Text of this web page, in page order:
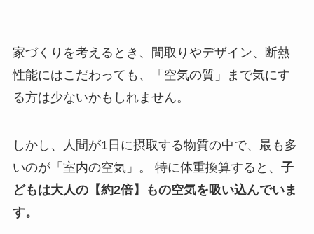
家づくりを考えるとき、間取りやデザイン、断熱
性能にはこだわっても、「空気の質」まで気にす
る方は少ないかもしれません。
しかし、人間が1日に摂取する物質の中で、最も多
いのが「室内の空気」。 特に体重換算すると、 子
どもは大人の【約2倍】もの空気を吸い込んでいま
す。